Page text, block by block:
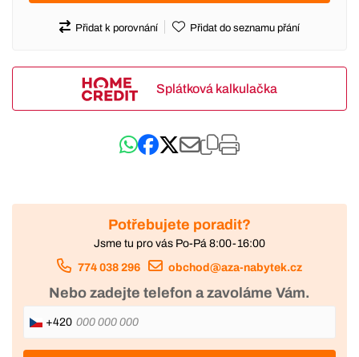
Přidat k porovnání Přidat do seznamu přání
Splátková kalkulačka
Potřebujete poradit?
Jsme tu pro vás Po-Pá 8:00-16:00
774 038 296 obchod@aza-nabytek.cz
Nebo zadejte telefon a zavoláme Vám.
+420